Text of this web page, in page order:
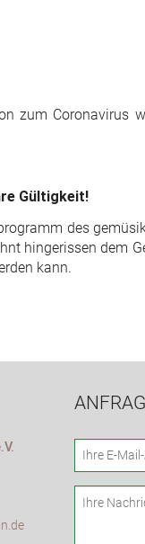
zum Coronavirus
Gültigkeit!
des
hingerissen dem
kann.